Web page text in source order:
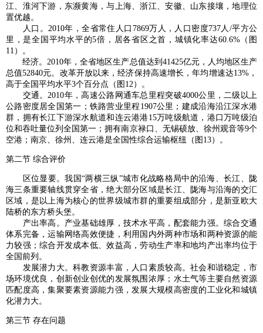
江、淮河下游，东濒黄海，与上海、浙江、安徽、山东接壤，地理位
置优越。
人口。2010年，全省常住人口7869万人，人口密度737人/平方公
里，是全国平均水平的5倍，居各省区之首，城镇化率达60.6%（图
11）。
经济。2010年，全省地区生产总值达到41425亿元，人均地区生产
总值52840元。改革开放以来，经济保持高速增长，年均增速达13%，
高于全国平均水平3个百分点（图12）。
交通。2010年，高速公路网通车总里程突破4000公里，二级以上
公路密度居全国第一；铁路营业里程1907公里；建成沿海沿江深水港
群，拥有长江下游深水航道和连云港港15万吨级航道，港口万吨级泊
位和吞吐量位列全国第一；拥有南京禄口、无锡硕放、徐州观音等9个
空港；南京、徐州、连云港是全国性综合运输枢纽（图13）。
第二节 综合评价
区位显要。我国“两横三纵”城市化战略格局中的沿海、长江、陇
海三条重要轴线贯穿全省，绝大部分区域是长江、陇海与沿海的交汇
区域，是以上海为核心的世界级城市群的重要组成部分，是新亚欧大
陆桥的东方桥头堡。
产出率高。产业基础雄厚，技术水平高，配套能力强。综合交通
体系完备，运输网络高效便捷，利用国内外两种市场和两种资源的能
力较强；综合开发成本低、效益高，劳动生产率和地均产出率均位于
全国前列。
发展潜力大。科教资源丰富，人口素质较高。社会和谐稳定，市
场环境优良，创新创业创优的发展氛围浓厚；水土气等主要自然资源
匹配度高，集聚要素资源能力强，发展大规模高密度的工业化和城镇
化潜力大。
第三节 存在问题